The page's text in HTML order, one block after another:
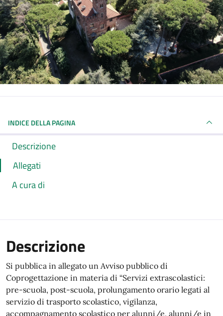
INDICE DELLA PAGINA
Descrizione
Allegati
A cura di
Descrizione
Si pubblica in allegato un Avviso pubblico di
Coprogettazione in materia di “Servizi extrascolastici:
pre-scuola, post-scuola, prolungamento orario legati al
servizio di trasporto scolastico, vigilanza,
accompagnamento scolastico per alunni/e, alunni/e in